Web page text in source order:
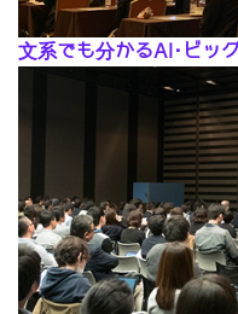
文系でも分かるAI･ビッ